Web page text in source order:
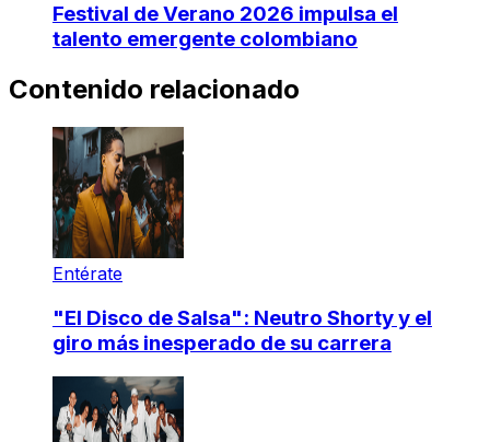
Festival de Verano 2026 impulsa el
talento emergente colombiano
Contenido relacionado
Entérate
"El Disco de Salsa": Neutro Shorty y el
giro más inesperado de su carrera